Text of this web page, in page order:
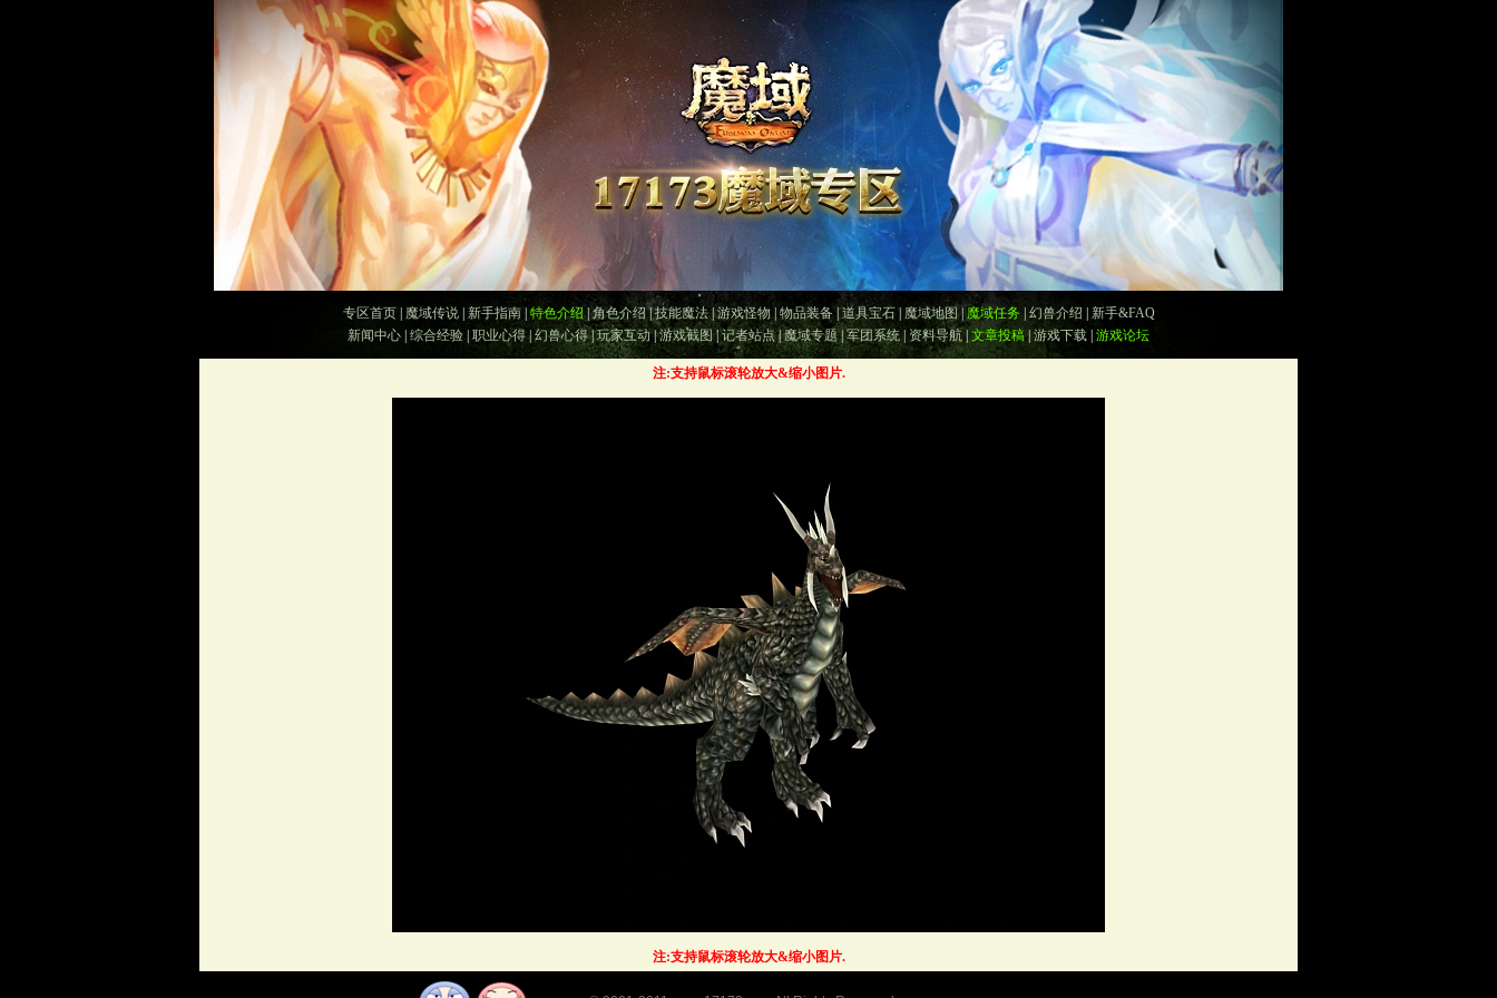
专区首页| 魔域传说| 新手指南| 特色介绍|角色介绍|技能魔法|游戏怪物| 物品装备|道具宝石| 魔域地图| 魔域任务| 幻兽介绍
新手&FAQ
新闻中心 综合经验 |职业心得| 幻兽心得|玩家互动|游戏截图|记者站点|魔域专题|军团系统| 资料导航|文章投稿| 游戏下载 游戏论坛
注:支持鼠标滚轮放大&缩小图片.
注:支持鼠标滚轮放大&缩小图片.